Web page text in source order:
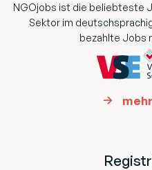
NGOjobs ist die beliebteste
Sektor im
bezahlte Jobs